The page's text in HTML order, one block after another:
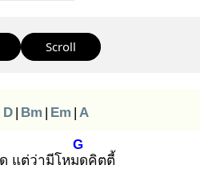
Scroll
D | Bm | Em | A
แต่ว่ามีโหมด
G
คิตตี้